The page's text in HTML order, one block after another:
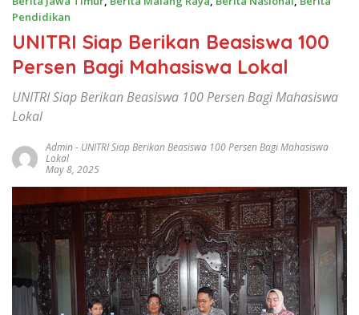
Pendidikan
UNITRI Siap Berikan Beasiswa 100
Persen Bagi Mahasiswa Lokal
UNITRI Siap Berikan Beasiswa 100 Persen Bagi Mahasiswa
Lokal
Admin- UNITRI Siap Berikan Beasiswa 100 Persen Bagi Mahasiswa
Lokal
May 8, 2025